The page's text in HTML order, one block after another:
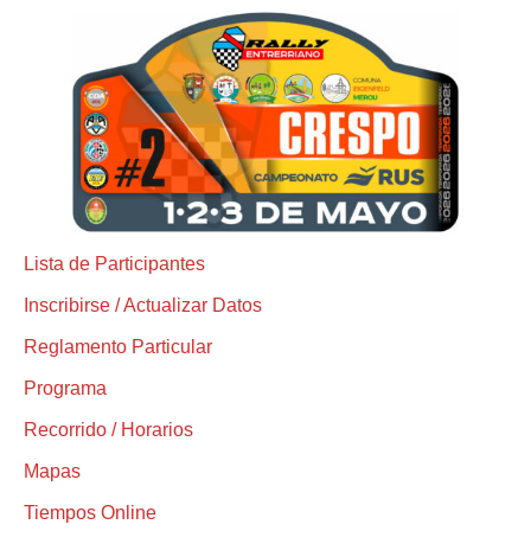
Lista de Participantes
Inscribirse / Actualizar Datos
Reglamento Particular
Programa
Recorrido / Horarios
Mapas
Tiempos Online